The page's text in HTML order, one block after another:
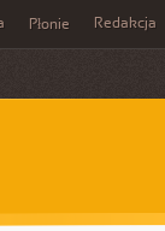
Płonie Redakcja